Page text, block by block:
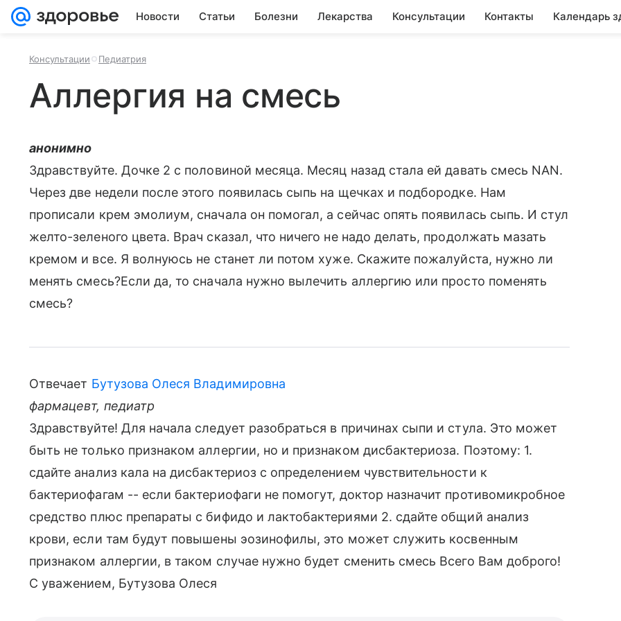
Новости Статьи Болезни Лекарства Консультации Контакты Календарь
Консультации Педиатрия
Аллергия на смесь
анонимно
Здравствуйте. Дочке 2 с половиной месяца. Месяц назад стала ей давать смесь NAN.
Через две недели после этого появилась сыпь на щечках и подбородке. Нам
прописали крем эмолиум, сначала он помогал, а сейчас опять появилась сыпь. И стул
желто-зеленого цвета. Врач сказал, что ничего не надо делать, продолжать мазать
кремом и все. Я волнуюсь не станет ли потом хуже. Скажите пожалуйста, нужно ли
менять смесь?Если да, то сначала нужно вылечить аллергию или просто поменять
смесь?
Отвечает Бутузова Олеся Владимировна
фармацевт, педиатр
Здравствуйте! Для начала следует разобраться в причинах сыпи и стула. Это может
быть не только признаком аллергии, но и признаком дисбактериоза. Поэтому: 1.
сдайте анализ кала на дисбактериоз с определением чувствительности к
бактериофагам -- если бактериофаги не помогут, доктор назначит противомикробное
средство плюс препараты с бифидо и лактобактериями 2. сдайте общий анализ
крови, если там будут повышены эозинофилы, это может служить косвенным
признаком аллергии, в таком случае нужно будет сменить смесь Всего Вам доброго!
С уважением, Бутузова Олеся